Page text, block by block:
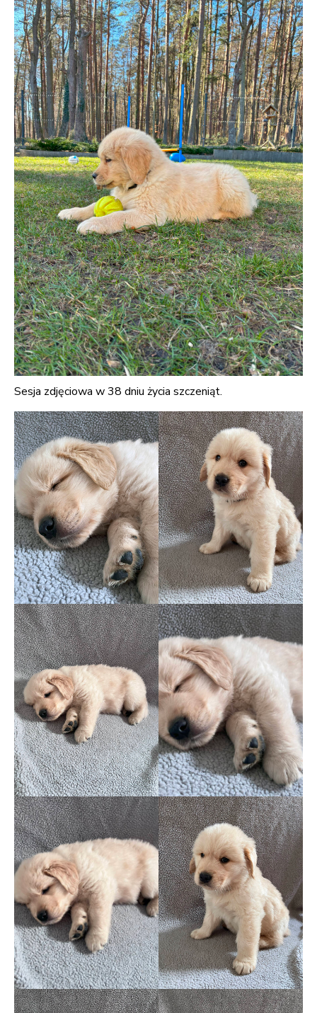
Sesja zdjęciowa w 38 dniu życia szczeniąt.